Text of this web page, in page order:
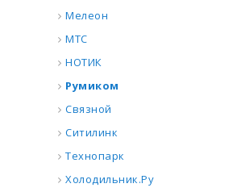
Мелеон
МТС
НОТИК
Румиком
Связной
Ситилинк
Технопарк
Холодильник.Ру